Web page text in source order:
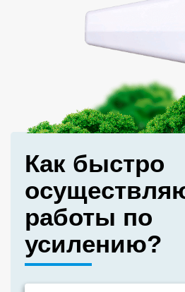
Как быстро
работы по
усилению?